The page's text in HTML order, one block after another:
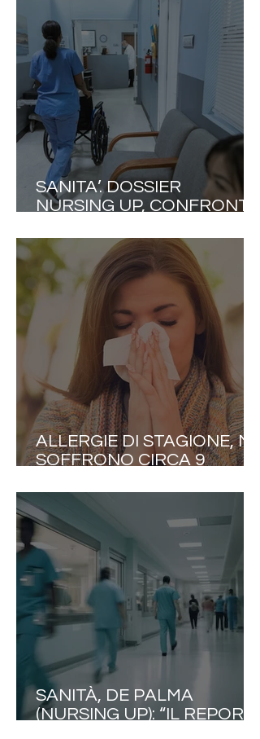
LIMITI DEL PROPRIO
MODELLO ASSISTENZIALE
SANITA’. DOSSIER
NURSING UP, CONFRONTO
INTERNAZIONALI SHOCK
SULLA SICUREZZA
CLINICA.
ALLERGIE DI STAGIONE, NE
SOFFRONO CIRCA 9
INFORMAZIONE E
PREVENZIONE LE PRIME
ALLEATE CONTRO I
DISTURBI DELLA
PRIMAVERA
SANITÀ, DE PALMA
(NURSING UP): “IL REPORT